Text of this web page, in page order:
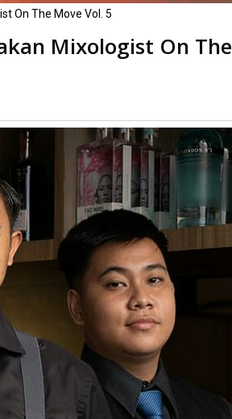
On The Move Vol. 5
Mixologist On The